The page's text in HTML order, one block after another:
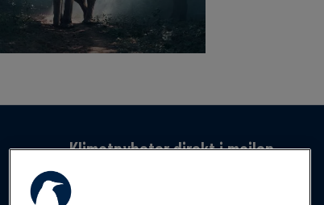
Klimatnyheter direkt i mailen
Få en månatlig sammanfattning av de senaste
trenderna, nyheterna, innovationerna och